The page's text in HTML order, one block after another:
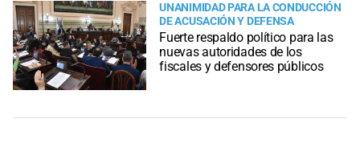
UNANIMIDAD PARA LA CONDUCCIÓN
DE ACUSACIÓN Y DEFENSA
Fuerte respaldo político para las
nuevas autoridades de los
fiscales y defensores públicos